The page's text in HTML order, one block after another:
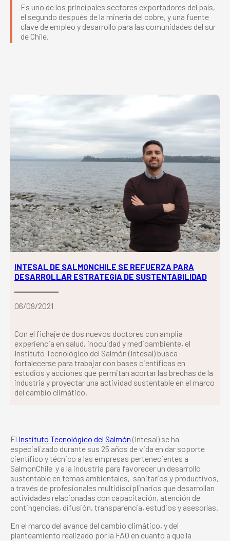
Es uno de los principales sectores exportadores del país,
el segundo después de la minería del cobre, y una fuente
clave de empleo y desarrollo para las comunidades del sur
de Chile.
INTESAL DE SALMONCHILE SE REFUERZA PARA
DESARROLLAR ESTRATEGIA DE SUSTENTABILIDAD
06/09/2021
Con el fichaje de dos nuevos doctores con amplia
experiencia en salud, inocuidad y medioambiente, el
Instituto Tecnológico del Salmón (Intesal) busca
fortalecerse para trabajar con bases científicas en
estudios y acciones que permitan acortar las brechas de la
industria y proyectar una actividad sustentable en el marco
del cambio climático.
El Instituto Tecnológico del Salmón (Intesal) se ha
especializado durante sus 25 años de vida en dar soporte
científico y técnico a las empresas pertenecientes a
SalmonChile y a la industria para favorecer un desarrollo
sustentable en temas ambientales, sanitarios y productivos,
a través de profesionales multidisciplinarios que desarrollan
actividades relacionadas con capacitación, atención de
contingencias, difusión, transparencia, estudios y asesorías.
En el marco del avance del cambio climático, y del
planteamiento realizado por la FAO en cuanto a que la